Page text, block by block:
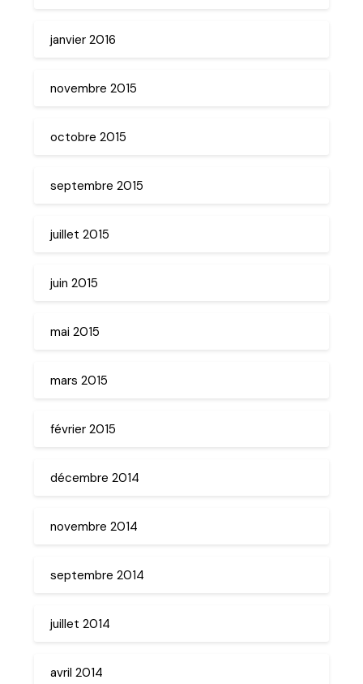
janvier 2016
novembre 2015
octobre 2015
septembre 2015
juillet 2015
juin 2015
mai 2015
mars 2015
février 2015
décembre 2014
novembre 2014
septembre 2014
juillet 2014
avril 2014